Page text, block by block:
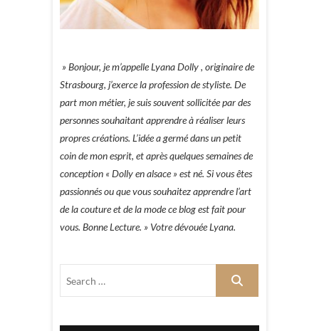
» Bonjour, je m’appelle Lyana Dolly , originaire de
Strasbourg, j’exerce la profession de styliste. De
part mon métier, je suis souvent sollicitée par des
personnes souhaitant apprendre à réaliser leurs
propres créations. L’idée a germé dans un petit
coin de mon esprit, et après quelques semaines de
conception « Dolly en alsace » est né. Si vous êtes
passionnés ou que vous souhaitez apprendre l’art
de la couture et de la mode ce blog est fait pour
vous. Bonne Lecture. » Votre dévouée Lyana.